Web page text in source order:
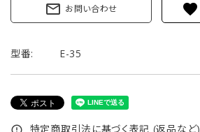
mail_outline お問い合わせ favorite
型番: E-35
特定商取引法に基づく表記 (返品など)